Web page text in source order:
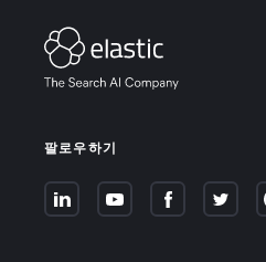
팔로우하기